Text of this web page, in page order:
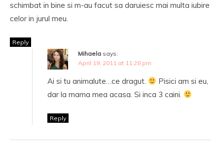
schimbat in bine si m-au facut sa daruiesc mai multa iubire
celor in jurul meu.
Reply
Mihaela says:
April 19, 2011 at 11:28 pm
Ai si tu animalute…ce dragut.
Pisici am si eu,
dar la mama mea acasa. Si inca 3 caini.
Reply